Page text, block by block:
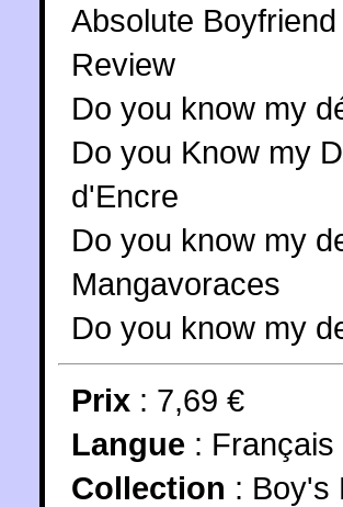
Absolute
Review
Do you know my
Do you Know my
d'Encre
Do you know my
Mangavoraces
Do you know my
Prix : 7,69 €
Langue : Français
Collection : Boy's